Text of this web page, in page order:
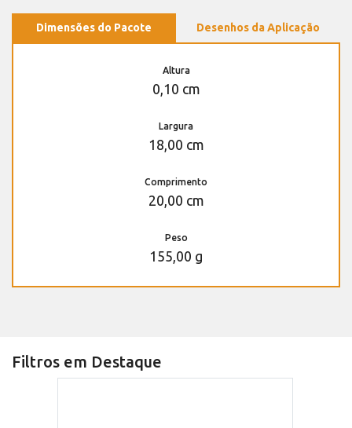
Dimensões do Pacote Desenhos da Aplicação
Altura
0,10 cm
Largura
18,00 cm
Comprimento
20,00 cm
Peso
155,00 g
Filtros em Destaque